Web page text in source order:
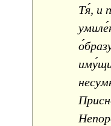
Тя́, и